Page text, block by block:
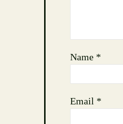
Name *
Email *